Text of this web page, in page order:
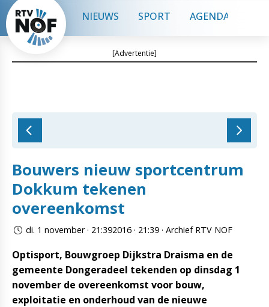
NIEUWS SPORT AGENDA
[Advertentie]
Bouwers nieuw sportcentrum
Dokkum tekenen
overeenkomst
di. 1 november · 21:392016 · 21:39 · Archief RTV NOF
Optisport, Bouwgroep Dijkstra Draisma en de
gemeente Dongeradeel tekenden op dinsdag 1
november de overeenkomst voor bouw,
exploitatie en onderhoud van de nieuwe